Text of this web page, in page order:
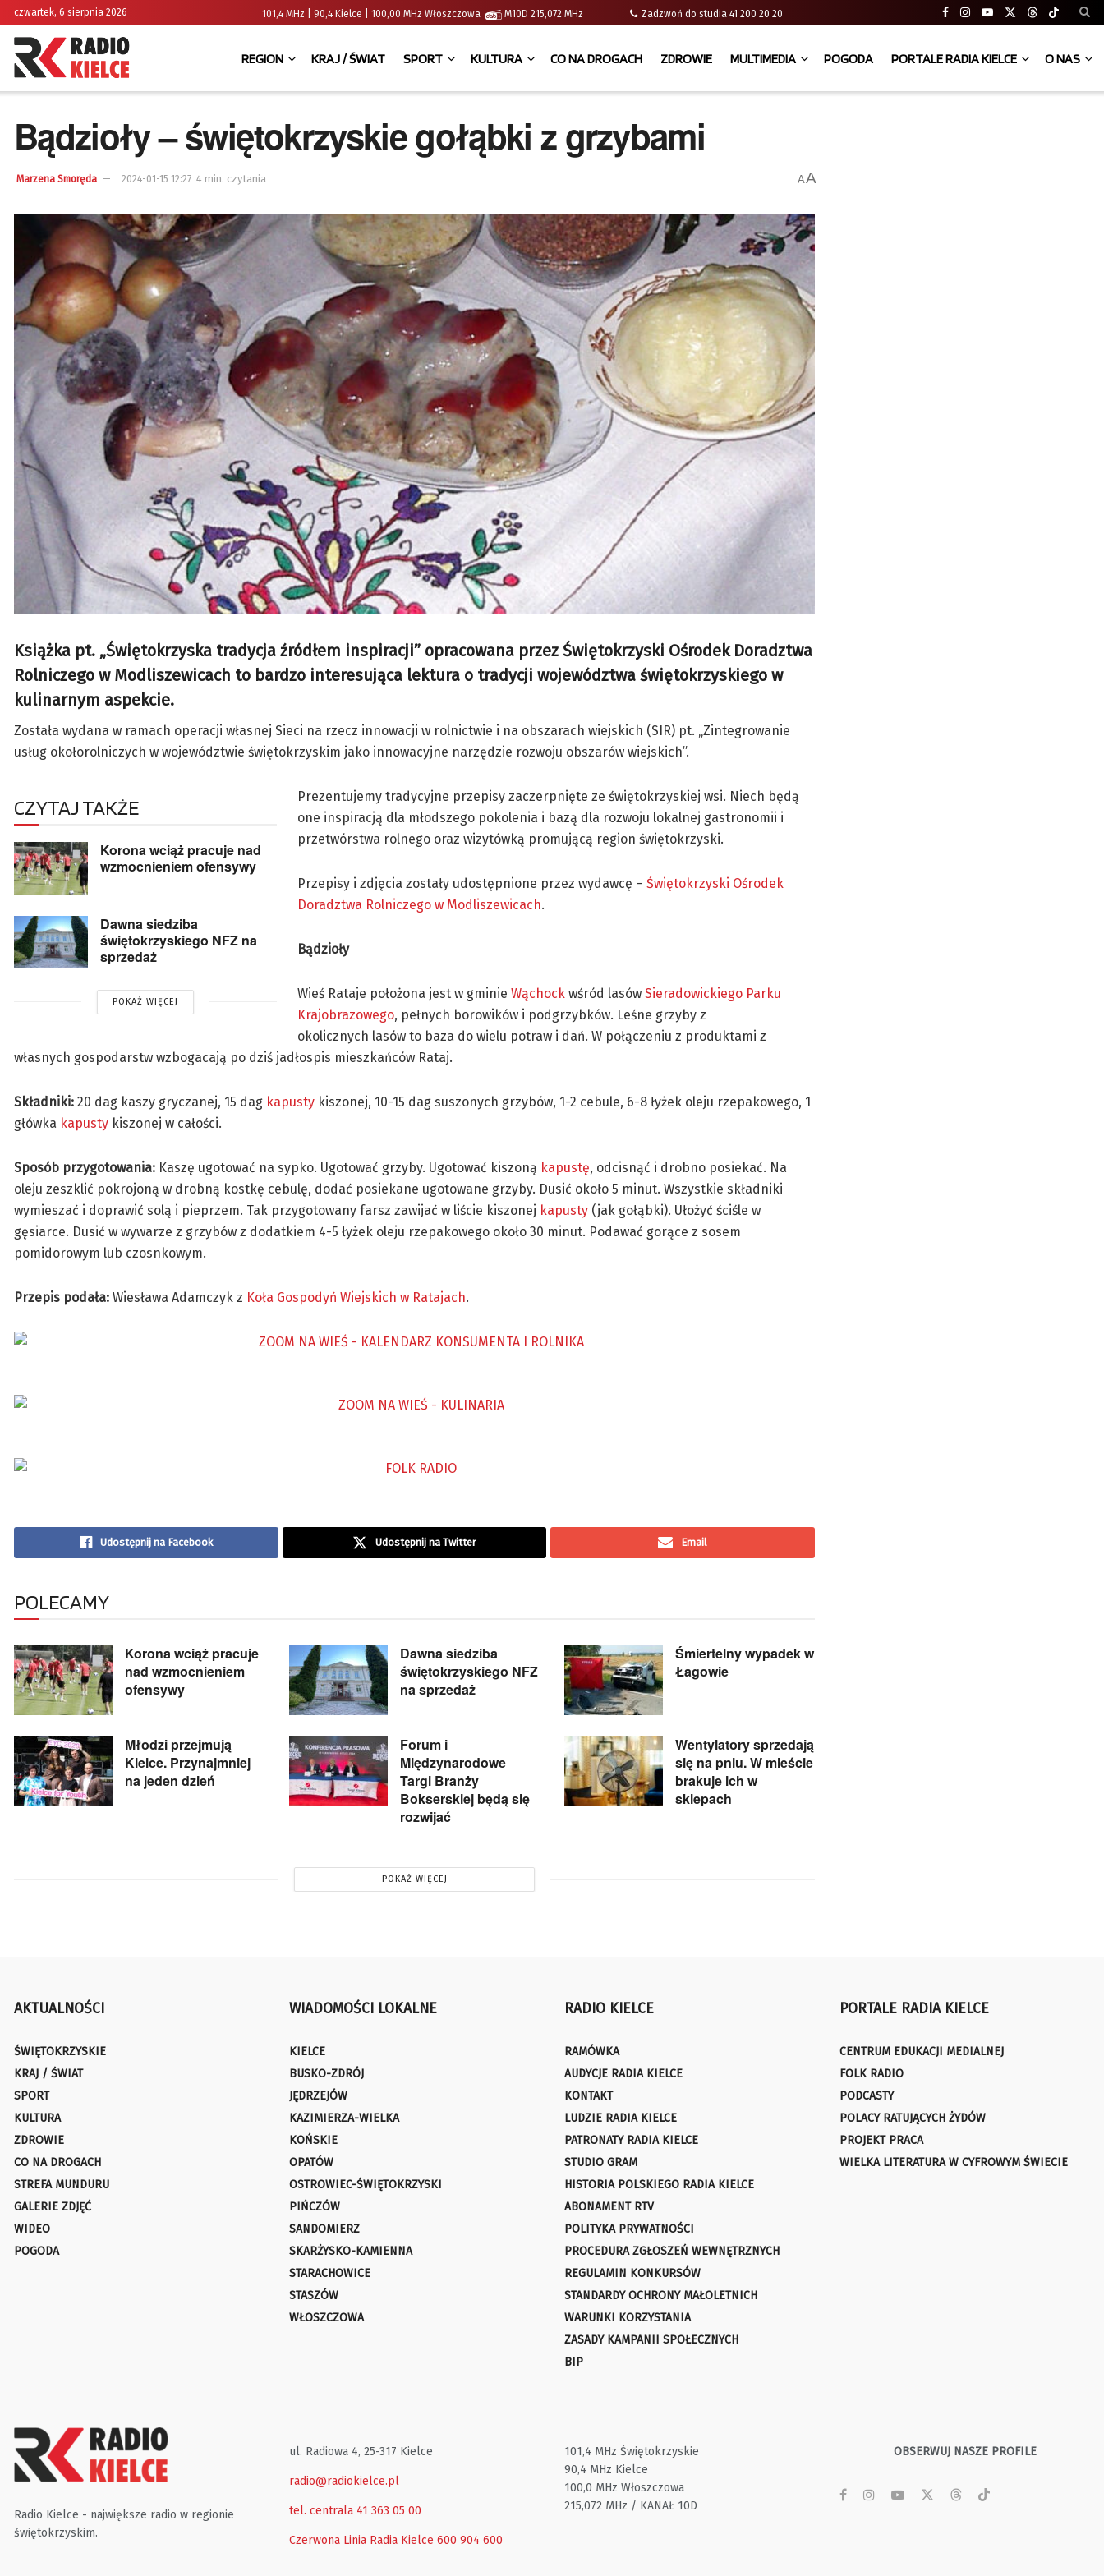
czwartek, 6 sierpnia 2026 101,4 MHz | 90,4 Kielce | 100,00 MHz Włoszczowa M10D 215,072 MHz Zadzwoń do studia 41 200 20 20
REGION KRAJ / ŚWIAT SPORT KULTURA CO NA DROGACH ZDROWIE MULTIMEDIA POGODA PORTALE RADIA KIELCE O NAS
Bądzioły – świętokrzyskie gołąbki z grzybami
Marzena Smoręda 2024-01-15 12:27 4 min. czytania AA
Książka pt. „Świętokrzyska tradycja źródłem inspiracji” opracowana przez Świętokrzyski Ośrodek Doradztwa
Rolniczego w Modliszewicach to bardzo interesująca lektura o tradycji województwa świętokrzyskiego w
kulinarnym aspekcie.
Została wydana w ramach operacji własnej Sieci na rzecz innowacji w rolnictwie i na obszarach wiejskich (SIR) pt. „Zintegrowanie
usług okołorolniczych w województwie świętokrzyskim jako innowacyjne narzędzie rozwoju obszarów wiejskich”.
CZYTAJ TAKŻE
Korona wciąż pracuje nad
wzmocnieniem ofensywy
Dawna siedziba
świętokrzyskiego NFZ na
sprzedaż
POKAŻ WIĘCEJ
Prezentujemy tradycyjne przepisy zaczerpnięte ze świętokrzyskiej wsi. Niech będą
one inspiracją dla młodszego pokolenia i bazą dla rozwoju lokalnej gastronomii i
przetwórstwa rolnego oraz wizytówką promującą region świętokrzyski.
Przepisy i zdjęcia zostały udostępnione przez wydawcę – Świętokrzyski Ośrodek
Doradztwa Rolniczego w Modliszewicach.
Bądzioły
Wieś Rataje położona jest w gminie Wąchock wśród lasów Sieradowickiego Parku
Krajobrazowego, pełnych borowików i podgrzybków. Leśne grzyby z
okolicznych lasów to baza do wielu potraw i dań. W połączeniu z produktami z
własnych gospodarstw wzbogacają po dziś jadłospis mieszkańców Rataj.
Składniki: 20 dag kaszy gryczanej, 15 dag kapusty kiszonej, 10-15 dag suszonych grzybów, 1-2 cebule, 6-8 łyżek oleju rzepakowego, 1
główka kapusty kiszonej w całości.
Sposób przygotowania: Kaszę ugotować na sypko. Ugotować grzyby. Ugotować kiszoną kapustę, odcisnąć i drobno posiekać. Na
oleju zeszklić pokrojoną w drobną kostkę cebulę, dodać posiekane ugotowane grzyby. Dusić około 5 minut. Wszystkie składniki
wymieszać i doprawić solą i pieprzem. Tak przygotowany farsz zawijać w liście kiszonej kapusty (jak gołąbki). Ułożyć ściśle w
gęsiarce. Dusić w wywarze z grzybów z dodatkiem 4-5 łyżek oleju rzepakowego około 30 minut. Podawać gorące z sosem
pomidorowym lub czosnkowym.
Przepis podała: Wiesława Adamczyk z Koła Gospodyń Wiejskich w Ratajach.
Udostępnij na Facebook Udostępnij na Twitter Email
POLECAMY
Korona wciąż pracuje
nad wzmocnieniem
ofensywy
Dawna siedziba
świętokrzyskiego NFZ
na sprzedaż
Śmiertelny wypadek w
Łagowie
Młodzi przejmują
Kielce. Przynajmniej
na jeden dzień
Forum i
Międzynarodowe
Targi Branży
Bokserskiej będą się
rozwijać
Wentylatory sprzedają
się na pniu. W mieście
brakuje ich w
sklepach
POKAŻ WIĘCEJ
AKTUALNOŚCI
ŚWIĘTOKRZYSKIE
KRAJ / ŚWIAT
SPORT
KULTURA
ZDROWIE
CO NA DROGACH
STREFA MUNDURU
GALERIE ZDJĘĆ
WIDEO
POGODA
WIADOMOŚCI LOKALNE
KIELCE
BUSKO-ZDRÓJ
JĘDRZEJÓW
KAZIMIERZA-WIELKA
KOŃSKIE
OPATÓW
OSTROWIEC-ŚWIĘTOKRZYSKI
PIŃCZÓW
SANDOMIERZ
SKARŻYSKO-KAMIENNA
STARACHOWICE
STASZÓW
WŁOSZCZOWA
RADIO KIELCE
RAMÓWKA
AUDYCJE RADIA KIELCE
KONTAKT
LUDZIE RADIA KIELCE
PATRONATY RADIA KIELCE
STUDIO GRAM
HISTORIA POLSKIEGO RADIA KIELCE
ABONAMENT RTV
POLITYKA PRYWATNOŚCI
PROCEDURA ZGŁOSZEŃ WEWNĘTRZNYCH
REGULAMIN KONKURSÓW
STANDARDY OCHRONY MAŁOLETNICH
WARUNKI KORZYSTANIA
ZASADY KAMPANII SPOŁECZNYCH
BIP
PORTALE RADIA KIELCE
CENTRUM EDUKACJI MEDIALNEJ
FOLK RADIO
PODCASTY
POLACY RATUJĄCYCH ŻYDÓW
PROJEKT PRACA
WIELKA LITERATURA W CYFROWYM ŚWIECIE
Radio Kielce - największe radio w regionie
świętokrzyskim.
ul. Radiowa 4, 25-317 Kielce
radio@radiokielce.pl
tel. centrala 41 363 05 00
Czerwona Linia Radia Kielce 600 904 600
101,4 MHz Świętokrzyskie
90,4 MHz Kielce
100,0 MHz Włoszczowa
215,072 MHz / KANAŁ 10D
OBSERWUJ NASZE PROFILE